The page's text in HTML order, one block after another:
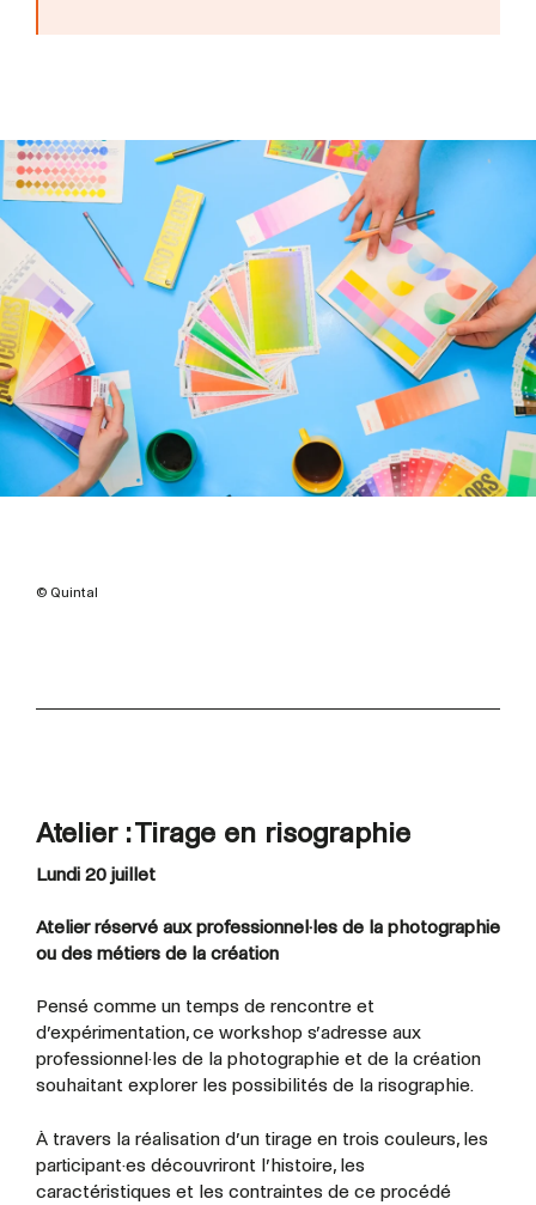
© Quintal
Atelier : Tirage en risographie
Lundi 20 juillet
Atelier réservé aux professionnel·les de la photographie
ou des métiers de la création
Pensé comme un temps de rencontre et
d’expérimentation, ce workshop s’adresse aux
professionnel·les de la photographie et de la création
souhaitant explorer les possibilités de la risographie.
À travers la réalisation d’un tirage en trois couleurs, les
participant·es découvriront l’histoire, les
caractéristiques et les contraintes de ce procédé